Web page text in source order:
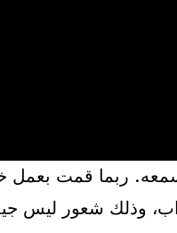
نسمعه. ربما قمت
وذلك شعور ليس